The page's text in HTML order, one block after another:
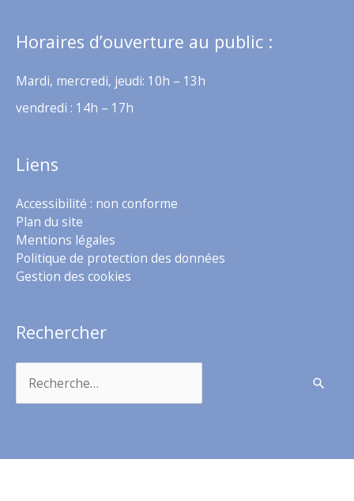
Horaires d’ouverture au public :
Mardi, mercredi, jeudi: 10h – 13h
vendredi : 14h – 17h
Liens
Accessibilité : non conforme
Plan du site
Mentions légales
Politique de protection des données
Gestion des cookies
Rechercher